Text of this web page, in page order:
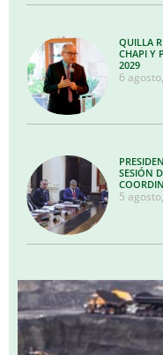
QUILLA
CHAPI Y
2029
6
SESIÓN
5